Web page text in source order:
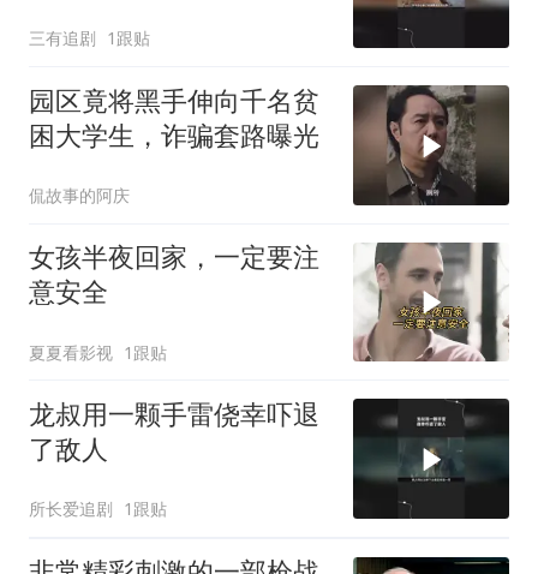
三有追剧 1跟贴
园区竟将黑手伸向千名贫
困大学生，诈骗套路曝光
侃故事的阿庆
女孩半夜回家，一定要注
意安全
夏夏看影视 1跟贴
龙叔用一颗手雷侥幸吓退
了敌人
所长爱追剧 1跟贴